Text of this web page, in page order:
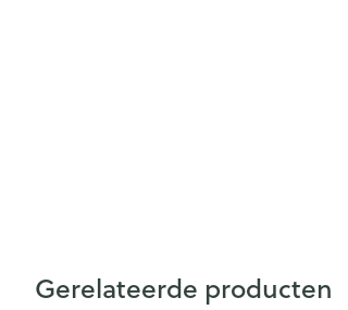
Gerelateerde producten